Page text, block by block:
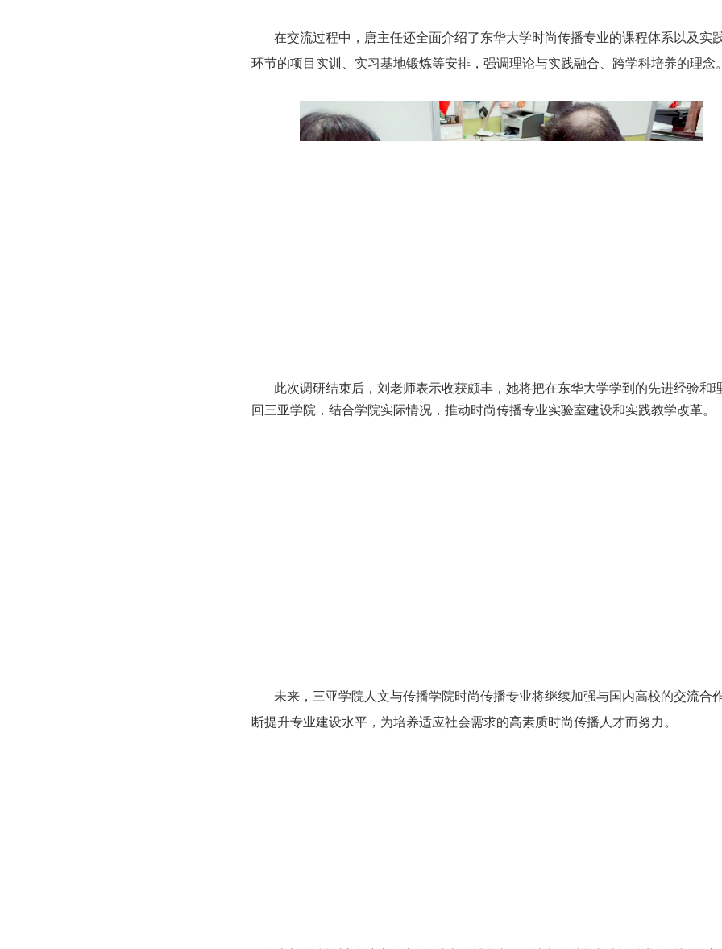
在交流过程中，唐主任还全面介绍了东华大学时尚传播专业的课程体系以及实
环节的项目实训、实习基地锻炼等安排，强调理论与实践融合、跨学科培养的理念
此次调研结束后，刘老师表示收获颇丰，她将把在东华大学学到的先进经验和
回三亚学院，结合学院实际情况，推动时尚传播专业实验室建设和实践教学改革。
未来，三亚学院人文与传播学院时尚传播专业将继续加强与国内高校的交流合
断提升专业建设水平，为培养适应社会需求的高素质时尚传播人才而努力。